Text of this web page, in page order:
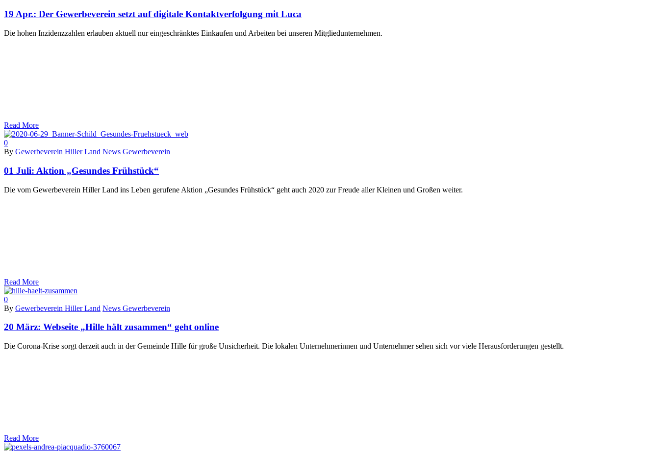
19 Apr.: Der Gewerbeverein setzt auf digitale Kontaktverfolgung mit Luca
Die hohen Inzidenzzahlen erlauben aktuell nur eingeschränktes Einkaufen und Arbeiten bei unseren Mitgliedunternehmen.
Read More
0
By Gewerbeverein Hiller Land News Gewerbeverein
01 Juli: Aktion „Gesundes Frühstück“
Die vom Gewerbeverein Hiller Land ins Leben gerufene Aktion „Gesundes Frühstück“ geht auch 2020 zur Freude aller Kleinen und Großen weiter.
Read More
0
By Gewerbeverein Hiller Land News Gewerbeverein
20 März: Webseite „Hille hält zusammen“ geht online
Die Corona-Krise sorgt derzeit auch in der Gemeinde Hille für große Unsicherheit. Die lokalen Unternehmerinnen und Unternehmer sehen sich vor viele Herausforderungen gestellt.
Read More